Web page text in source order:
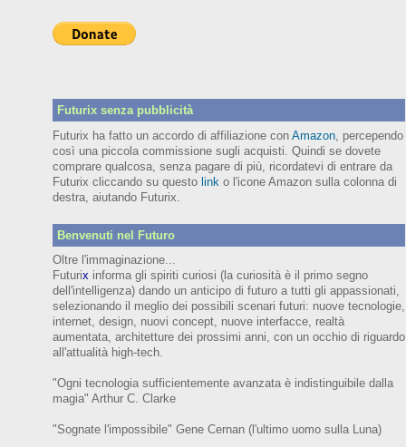
Futurix senza pubblicità
Futurix ha fatto un accordo di affiliazione con Amazon, percependo
così una piccola commissione sugli acquisti. Quindi se dovete
comprare qualcosa, senza pagare di più, ricordatevi di entrare da
Futurix cliccando su questo link o l'icone Amazon sulla colonna di
destra, aiutando Futurix.
Benvenuti nel Futuro
Oltre l'immaginazione...
Futurix informa gli spiriti curiosi (la curiosità è il primo segno
dell'intelligenza)dando un anticipo di futuroa tutti gli appassionati,
selezionando il meglio dei possibili scenari futuri: nuove tecnologie,
internet, design, nuovi concept, nuove interfacce, realtà
aumentata, architetture dei prossimi anni, con un occhio di riguardo
all'attualità high-tech.
"Ogni tecnologia sufficientemente avanzata è indistinguibile dalla
magia" Arthur C. Clarke
"Sognate l'impossibile" Gene Cernan (l'ultimo uomo sulla Luna)